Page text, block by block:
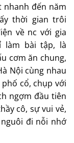
nhanh đến năm
thời gian trôi
về nc với gia
làm bài tập, là
cơm ăn chung,
Nội cùng nhau
cổ, chụp với
ngợm đầu tiên
cô, sự vui vẻ,
đi nỗi nhớ